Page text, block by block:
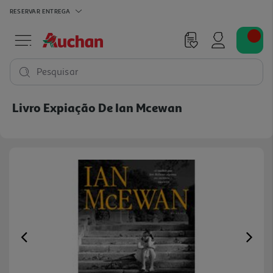
RESERVAR ENTREGA
Pesquisar
Livro Expiação De Ian Mcewan
Previous